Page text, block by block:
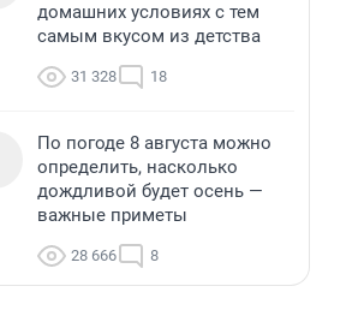
домашних условиях с тем
самым вкусом из детства
31 328 18
По погоде 8 августа можно
определить, насколько
дождливой будет осень —
важные приметы
28 666 8